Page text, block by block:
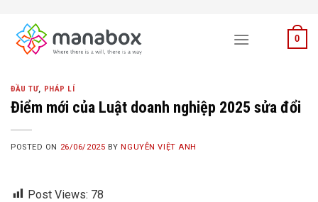
content
0
ĐẦU TƯ, PHÁP LÍ
Điểm mới của Luật doanh nghiệp 2025 sửa đổi
POSTED ON 26/06/2025 BYNGUYỄN VIỆT ANH
Post Views: 78